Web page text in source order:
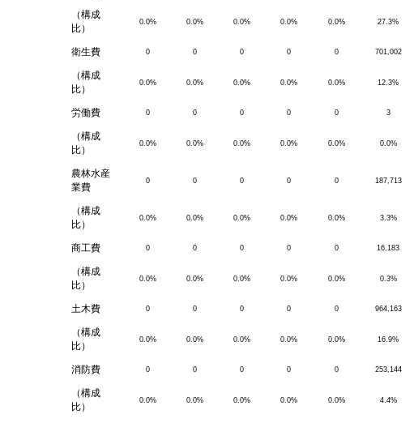
（構成
比）
0.0% 0.0% 0.0% 0.0% 0.0% 27.3%
衛生費 0 0 0 0 0 701,002
（構成
比）
0.0% 0.0% 0.0% 0.0% 0.0% 12.3%
労働費 0 0 0 0 0 3
（構成
比）
0.0% 0.0% 0.0% 0.0% 0.0% 0.0%
農林水産
業費
0 0 0 0 0 187,713
（構成
比）
0.0% 0.0% 0.0% 0.0% 0.0% 3.3%
商工費 0 0 0 0 0 16,183
（構成
比）
0.0% 0.0% 0.0% 0.0% 0.0% 0.3%
土木費 0 0 0 0 0 964,163
（構成
比）
0.0% 0.0% 0.0% 0.0% 0.0% 16.9%
消防費 0 0 0 0 0 253,144
（構成
比）
0.0% 0.0% 0.0% 0.0% 0.0% 4.4%